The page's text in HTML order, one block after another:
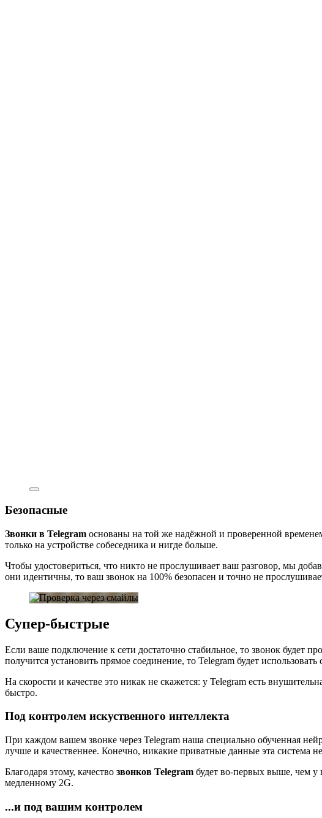
Безопасные
Звонки в Telegram основаны на той же надёжной и проверенной
только на устройстве собеседника и нигде больше.
Чтобы удостовериться, что никто не прослушивает ваш разговор, мы
они идентичны, то ваш звонок на 100% безопасен и точно не
Супер-быстрые
Если ваше подключение к сети достаточно стабильное, то звонок будет
получится установить прямое соединение, то Telegram будет использовать
На скорости и качестве это никак не скажется: у Telegram есть
быстро.
Под контролем искуственного интеллекта
При каждом вашем звонке через Telegram наша специально обученная
лучше и качественнее. Конечно, никакие приватные данные эта система
Благодаря этому, качество звонков Telegram будет во-первых выше, чем у
медленному 2G.
...и под вашим контролем